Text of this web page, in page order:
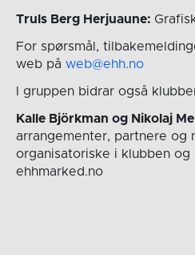
Truls Berg Herjuaune:
For spørsmål,
web på web@ehh.no
I gruppen bidrar også
Kalle Björkman og Nikolaj
arrangementer, partnere og
organisatoriske i klubben og
ehhmarked.no